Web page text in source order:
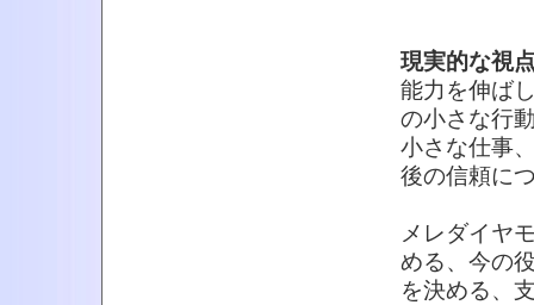
現実的な視
能力を伸ば
の小さな行
小さな仕事
後の信頼に
メレダイヤ
める、今の
を決める、